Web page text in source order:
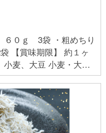
０ｇ 3袋 ・粗めちり
ヶ
んじゃこは、エビ・カ
示内容に関
掲載しており、一切
いません。 ※ご不明の
直接お問い合わせ下